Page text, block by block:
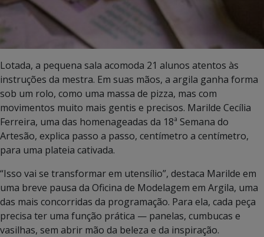
Lotada, a pequena sala acomoda 21 alunos atentos às
instruções da mestra. Em suas mãos, a argila ganha forma
sob um rolo, como uma massa de pizza, mas com
movimentos muito mais gentis e precisos. Marilde Cecília
Ferreira, uma das homenageadas da 18ª Semana do
Artesão, explica passo a passo, centímetro a centímetro,
para uma plateia cativada.
“Isso vai se transformar em utensílio”, destaca Marilde em
uma breve pausa da Oficina de Modelagem em Argila, uma
das mais concorridas da programação. Para ela, cada peça
precisa ter uma função prática — panelas, cumbucas e
vasilhas, sem abrir mão da beleza e da inspiração.